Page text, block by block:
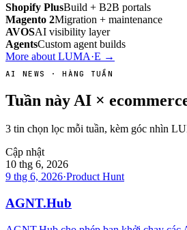
Shopify PlusBuild + B2B portals
Magento 2Migration + maintenance
AVOSAI visibility layer
AgentsCustom agent builds
More about LUMA·E →
AI NEWS · HÀNG TUẦN
Tuần này AI ×
3 tin chọn lọc mỗi tuần, kèm góc nhìn
Cập nhật
10 thg 6, 2026
9 thg 6, 2026·Product Hunt
AGNT.Hub